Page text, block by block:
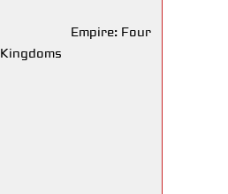
Empire: Four
Kingdoms